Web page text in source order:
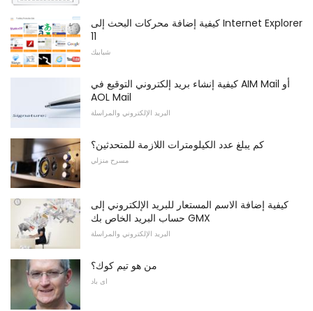
كيفية إضافة محركات البحث إلى Internet Explorer
11
شبابيك
كيفية إنشاء بريد إلكتروني التوقيع في AIM Mail أو
AOL Mail
البريد الإلكتروني والمراسلة
كم يبلغ عدد الكيلومترات اللازمة للمتحدثين؟
مسرح منزلي
كيفية إضافة الاسم المستعار للبريد الإلكتروني إلى
حساب البريد الخاص بك GMX
البريد الإلكتروني والمراسلة
من هو تيم كوك؟
اى باد